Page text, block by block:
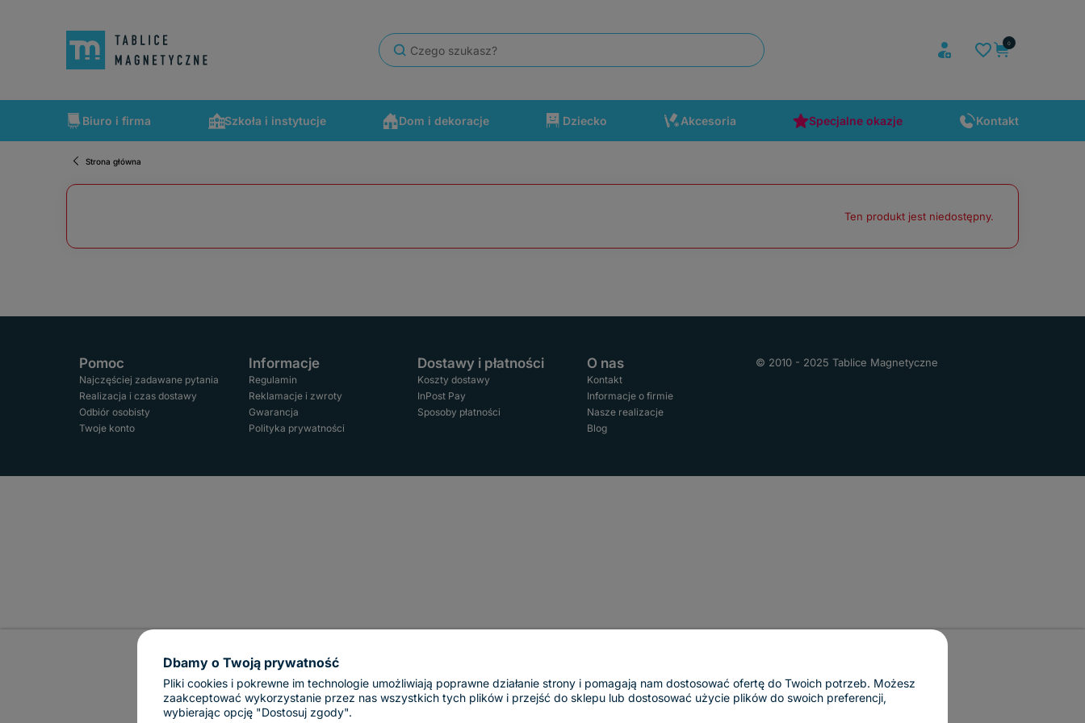
Biuro i firma Szkoła i instytucje Dom i dekoracje Dziecko Akcesoria Specjalne okazje Kontakt
Strona główna
Ten produkt jest niedostępny.
Pomoc
Najczęściej zadawane pytania
Realizacja i czas dostawy
Odbiór osobisty
Twoje konto
Informacje
Regulamin
Reklamacje i zwroty
Gwarancja
Polityka prywatności
Dostawy i płatności
Koszty dostawy
InPost Pay
Sposoby płatności
O nas
Kontakt
Informacje o firmie
Nasze realizacje
Blog
© 2010 - 2025 Tablice Magnetyczne
Dbamy o Twoją prywatność
Pliki cookies i pokrewne im technologie umożliwiają poprawne działanie strony i pomagają nam dostosować ofertę do Twoich potrzeb. Możesz
zaakceptować wykorzystanie przez nas wszystkich tych plików i przejść do sklepu lub dostosować użycie plików do swoich preferencji,
wybierając opcję "Dostosuj zgody".